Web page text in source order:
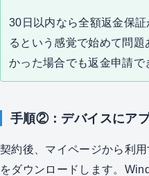
30日以内なら全額返金保
るという感覚で始めて問
かった場合でも返金申請で
手順②：デバイスにア
契約後、マイページから利
をダウンロードします。